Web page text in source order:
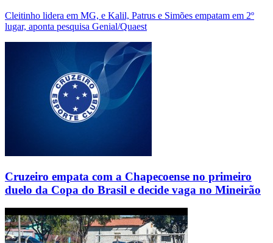
Cleitinho lidera em MG, e Kalil, Patrus e Simões empatam em 2º
lugar, aponta pesquisa Genial/Quaest
Cruzeiro empata com a Chapecoense no primeiro
duelo da Copa do Brasil e decide vaga no Mineirão